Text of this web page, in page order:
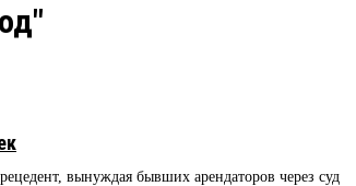
вынуждая бывших арендаторов через суд